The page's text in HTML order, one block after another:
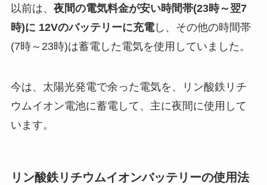
以前は、 夜間の電気料金が安い時間帯(23時～翌7
時)に 12Vのバッテリーに充電し、その他の時間帯
(7時～23時)は蓄電した電気を使用していました。
今は、太陽光発電で余った電気を、リン酸鉄リチ
ウムイオン電池に蓄電して、主に夜間に使用して
います。
リン酸鉄リチウムイオンバッテリーの使用法